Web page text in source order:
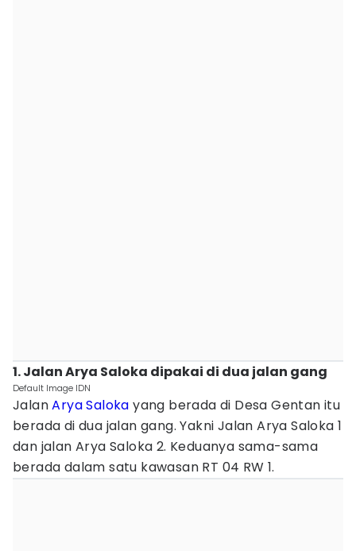
1. Jalan Arya Saloka dipakai di dua jalan gang
Default Image IDN
JalanArya Saloka yang berada di Desa Gentan itu
berada di dua jalan gang. Yakni Jalan Arya Saloka 1
dan jalan Arya Saloka 2. Keduanya sama-sama
berada dalam satu kawasan RT 04 RW 1.